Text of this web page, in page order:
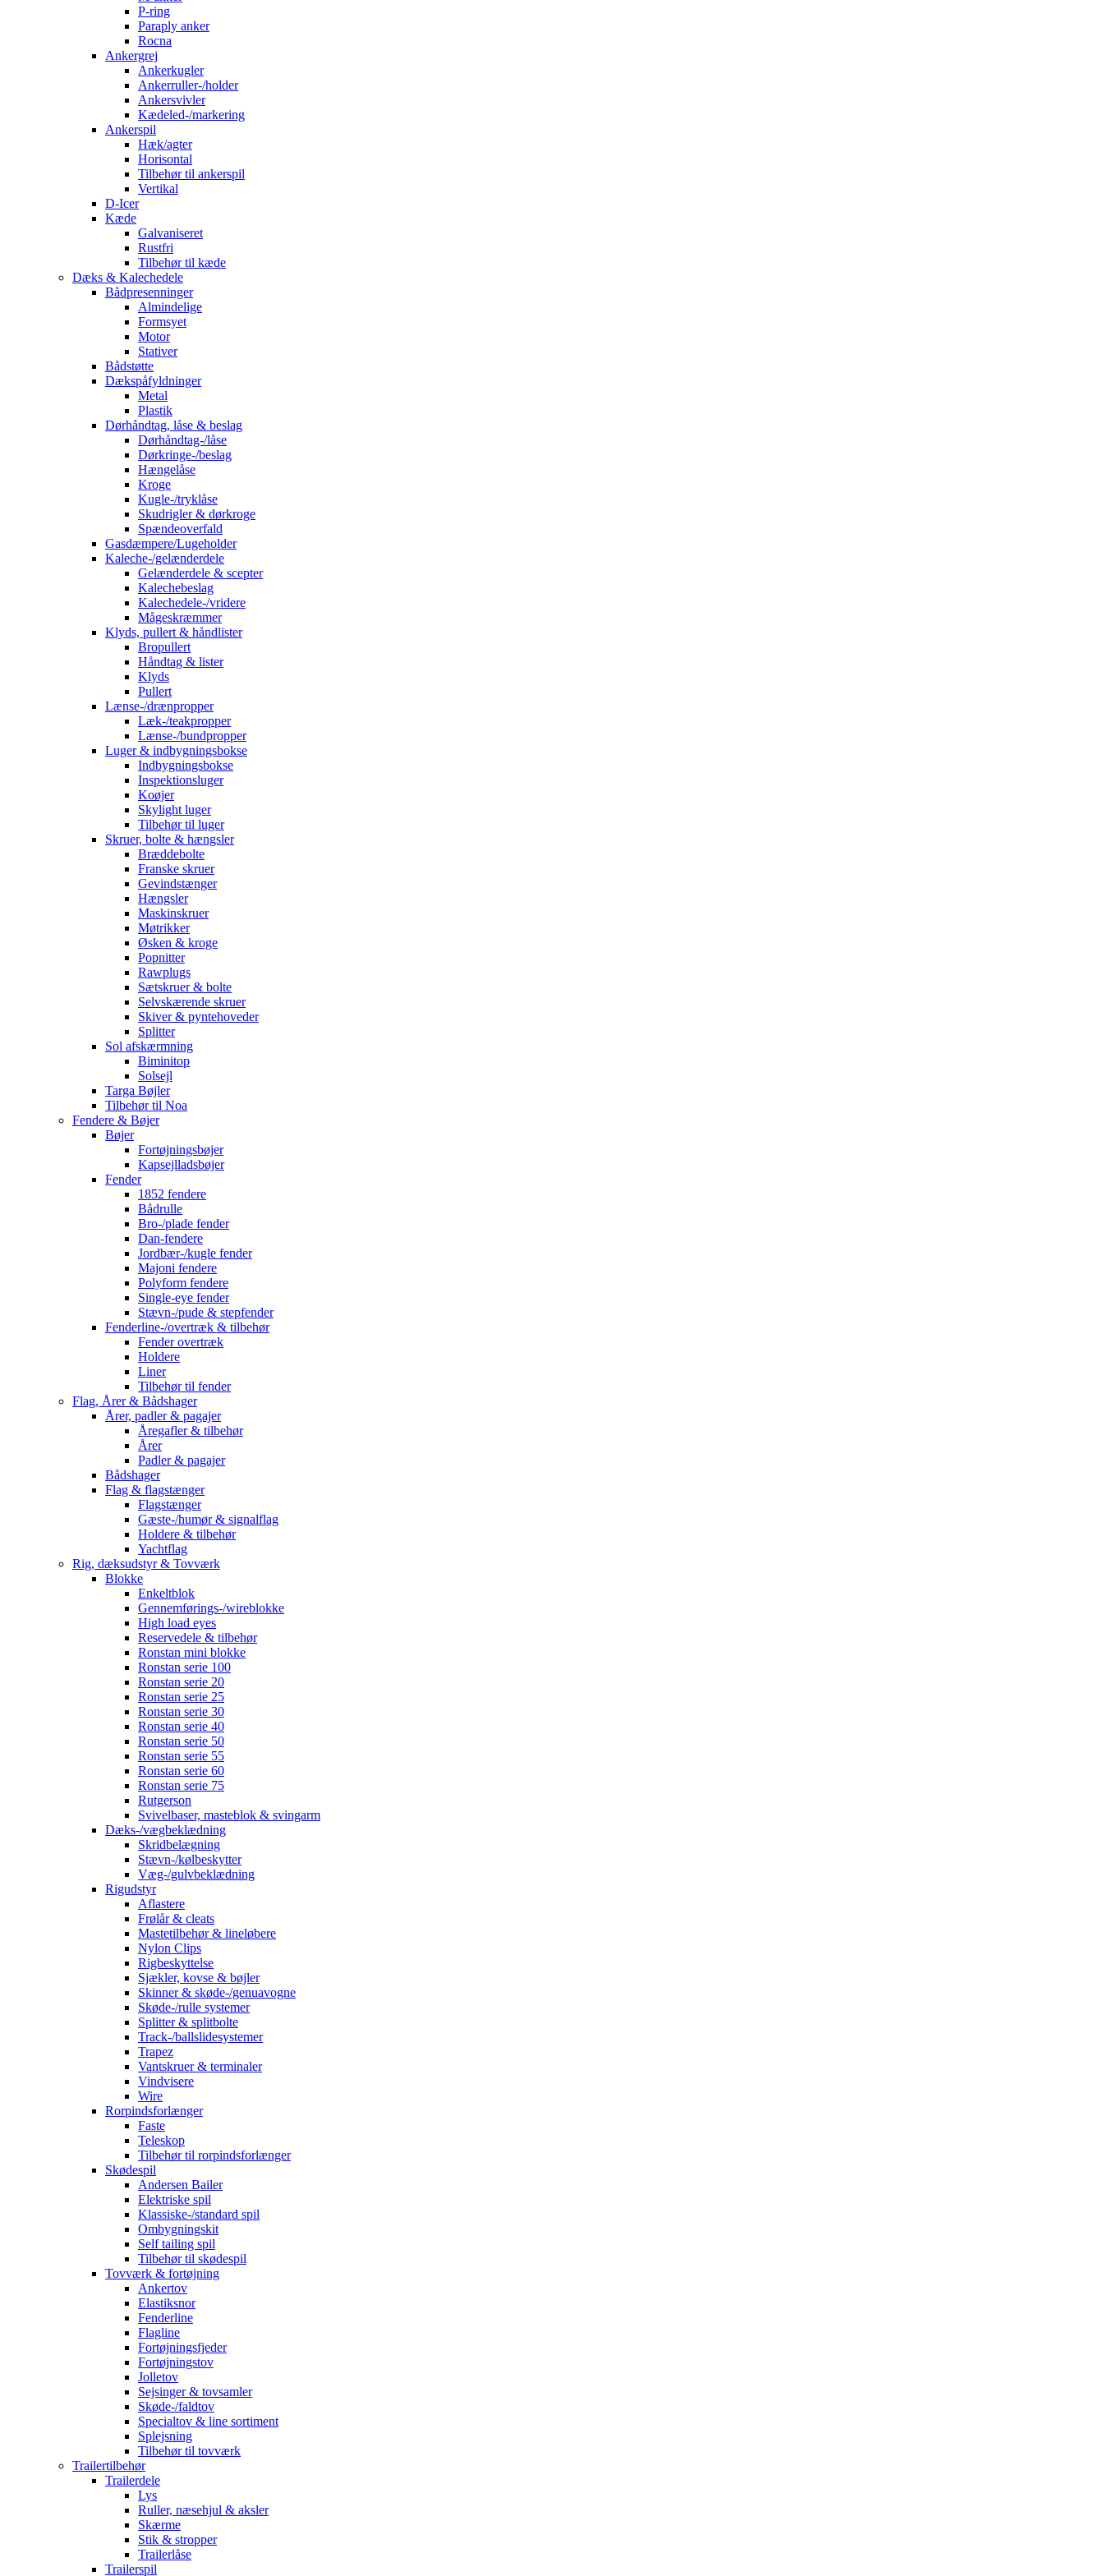
P-ring
Paraply anker
Rocna
Ankergrej
Ankerkugler
Ankerruller-/holder
Ankersvivler
Kædeled-/markering
Ankerspil
Hæk/agter
Horisontal
Tilbehør til ankerspil
Vertikal
D-Icer
Kæde
Galvaniseret
Rustfri
Tilbehør til kæde
Dæks & Kalechedele
Bådpresenninger
Almindelige
Formsyet
Motor
Stativer
Bådstøtte
Dækspåfyldninger
Metal
Plastik
Dørhåndtag, låse & beslag
Dørhåndtag-/låse
Dørkringe-/beslag
Hængelåse
Kroge
Kugle-/tryklåse
Skudrigler & dørkroge
Spændeoverfald
Gasdæmpere/Lugeholder
Kaleche-/gelænderdele
Gelænderdele & scepter
Kalechebeslag
Kalechedele-/vridere
Mågeskræmmer
Klyds, pullert & håndlister
Bropullert
Håndtag & lister
Klyds
Pullert
Lænse-/drænpropper
Læk-/teakpropper
Lænse-/bundpropper
Luger & indbygningsbokse
Indbygningsbokse
Inspektionsluger
Koøjer
Skylight luger
Tilbehør til luger
Skruer, bolte & hængsler
Bræddebolte
Franske skruer
Gevindstænger
Hængsler
Maskinskruer
Møtrikker
Øsken & kroge
Popnitter
Rawplugs
Sætskruer & bolte
Selvskærende skruer
Skiver & pyntehoveder
Splitter
Sol afskærmning
Biminitop
Solsejl
Targa Bøjler
Tilbehør til Noa
Fendere & Bøjer
Bøjer
Fortøjningsbøjer
Kapsejlladsbøjer
Fender
1852 fendere
Bådrulle
Bro-/plade fender
Dan-fendere
Jordbær-/kugle fender
Majoni fendere
Polyform fendere
Single-eye fender
Stævn-/pude & stepfender
Fenderline-/overtræk & tilbehør
Fender overtræk
Holdere
Liner
Tilbehør til fender
Flag, Årer & Bådshager
Årer, padler & pagajer
Åregafler & tilbehør
Årer
Padler & pagajer
Bådshager
Flag & flagstænger
Flagstænger
Gæste-/humør & signalflag
Holdere & tilbehør
Yachtflag
Rig, dæksudstyr & Tovværk
Blokke
Enkeltblok
Gennemførings-/wireblokke
High load eyes
Reservedele & tilbehør
Ronstan mini blokke
Ronstan serie 100
Ronstan serie 20
Ronstan serie 25
Ronstan serie 30
Ronstan serie 40
Ronstan serie 50
Ronstan serie 55
Ronstan serie 60
Ronstan serie 75
Rutgerson
Svivelbaser, masteblok & svingarm
Dæks-/vægbeklædning
Skridbelægning
Stævn-/kølbeskytter
Væg-/gulvbeklædning
Rigudstyr
Aflastere
Frølår & cleats
Mastetilbehør & lineløbere
Nylon Clips
Rigbeskyttelse
Sjækler, kovse & bøjler
Skinner & skøde-/genuavogne
Skøde-/rulle systemer
Splitter & splitbolte
Track-/ballslidesystemer
Trapez
Vantskruer & terminaler
Vindvisere
Wire
Rorpindsforlænger
Faste
Teleskop
Tilbehør til rorpindsforlænger
Skødespil
Andersen Bailer
Elektriske spil
Klassiske-/standard spil
Ombygningskit
Self tailing spil
Tilbehør til skødespil
Tovværk & fortøjning
Ankertov
Elastiksnor
Fenderline
Flagline
Fortøjningsfjeder
Fortøjningstov
Jolletov
Sejsinger & tovsamler
Skøde-/faldtov
Specialtov & line sortiment
Splejsning
Tilbehør til tovværk
Trailertilbehør
Trailerdele
Lys
Ruller, næsehjul & aksler
Skærme
Stik & stropper
Trailerlåse
Trailerspil